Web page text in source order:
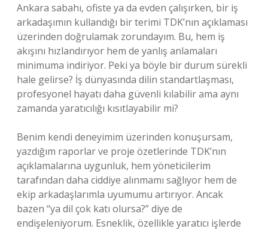
Ankara sabahı, ofiste ya da evden çalışırken, bir iş
arkadaşımın kullandığı bir terimi TDK’nın açıklaması
üzerinden doğrulamak zorundayım. Bu, hem iş
akışını hızlandırıyor hem de yanlış anlamaları
minimuma indiriyor. Peki ya böyle bir durum sürekli
hale gelirse? İş dünyasında dilin standartlaşması,
profesyonel hayatı daha güvenli kılabilir ama aynı
zamanda yaratıcılığı kısıtlayabilir mi?
Benim kendi deneyimim üzerinden konuşursam,
yazdığım raporlar ve proje özetlerinde TDK’nın
açıklamalarına uygunluk, hem yöneticilerim
tarafından daha ciddiye alınmamı sağlıyor hem de
ekip arkadaşlarımla uyumumu artırıyor. Ancak
bazen “ya dil çok katı olursa?” diye de
endişeleniyorum. Esneklik, özellikle yaratıcı işlerde